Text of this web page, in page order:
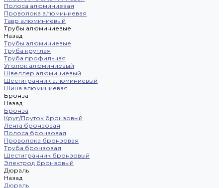
Полоса алюминиевая
Проволока алюминиевая
Тавр алюминиевый
Трубы алюминиевые
Назад
Трубы алюминиевые
Труба круглая
Труба профильная
Уголок алюминиевый
Швеллер алюминиевый
Шестигранник алюминиевый
Шина алюминиевая
Бронза
Назад
Бронза
Круг/Пруток бронзовый
Лента бронзовая
Полоса бронзовая
Проволока бронзовая
Труба бронзовая
Шестигранник бронзовый
Электрод бронзовый
Дюраль
Назад
Дюраль